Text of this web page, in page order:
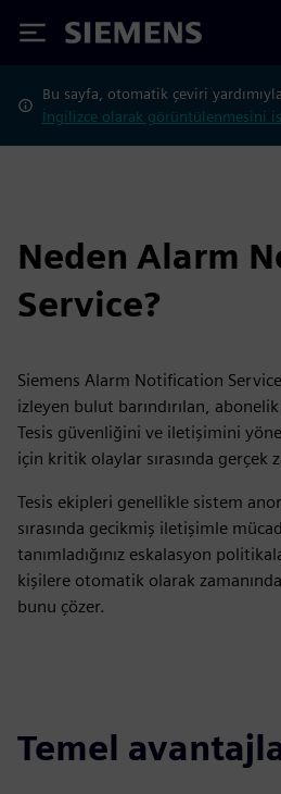
Siemens
Bu sayfa, otomatik çeviri
İngilizce olarak görüntülenmesini
Neden Alarm
Service?
Siemens Alarm Notification
izleyen bulut barındırılan,
Tesis güvenliğini ve iletişimini
için kritik olaylar sırasında gerçek
Tesis ekipleri genellikle sistem
sırasında gecikmiş iletişimle
tanımladığınız eskalasyon
kişilere otomatik olarak
bunu çözer.
Temel